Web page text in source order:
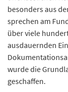
besonders aus
sprechen am
über viele
ausdauernden
wurde die
geschaffen.